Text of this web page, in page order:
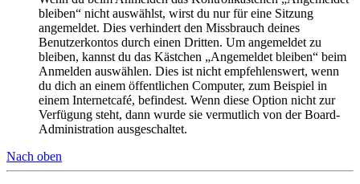
bleiben“ nicht auswählst, wirst du nur für eine Sitzung
angemeldet. Dies verhindert den Missbrauch deines
Benutzerkontos durch einen Dritten. Um angemeldet zu
bleiben, kannst du das Kästchen „Angemeldet bleiben“ beim
Anmelden auswählen. Dies ist nicht empfehlenswert, wenn
du dich an einem öffentlichen Computer, zum Beispiel in
einem Internetcafé, befindest. Wenn diese Option nicht zur
Verfügung steht, dann wurde sie vermutlich von der Board-
Administration ausgeschaltet.
Nach oben